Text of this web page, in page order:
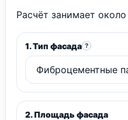
Расчёт занимает
1. Тип фасада ?
2. Площадь фасада